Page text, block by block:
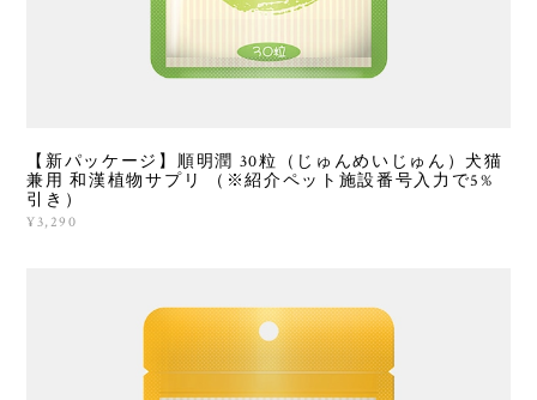
【新パッケージ】順明潤 30粒（じゅんめいじゅん）犬猫
兼用 和漢植物サプリ （※紹介ペット施設番号入力で5%
引き）
¥3,290